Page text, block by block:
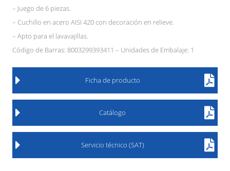
– Juego de 6 piezas.
– Cuchillo en acero AISI 420 con decoración en relieve.
– Apto para el lavavajillas.
Código de Barras: 8003299393411 – Unidades de Embalaje: 1
Ficha de producto
Catálogo
Servicio técnico (SAT)